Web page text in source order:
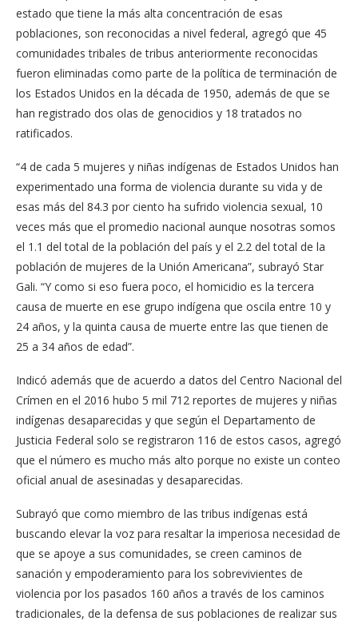
estado que tiene la más alta concentración de esas
poblaciones, son reconocidas a nivel federal, agregó que 45
comunidades tribales de tribus anteriormente reconocidas
fueron eliminadas como parte de la política de terminación de
los Estados Unidos en la década de 1950, además de que se
han registrado dos olas de genocidios y 18 tratados no
ratificados.
“4 de cada 5 mujeres y niñas indígenas de Estados Unidos han
experimentado una forma de violencia durante su vida y de
esas más del 84.3 por ciento ha sufrido violencia sexual, 10
veces más que el promedio nacional aunque nosotras somos
el 1.1 del total de la población del país y el 2.2 del total de la
población de mujeres de la Unión Americana”, subrayó Star
Gali. “Y como si eso fuera poco, el homicidio es la tercera
causa de muerte en ese grupo indígena que oscila entre 10 y
24 años, y la quinta causa de muerte entre las que tienen de
25 a 34 años de edad”.
Indicó además que de acuerdo a datos del Centro Nacional del
Crímen en el 2016 hubo 5 mil 712 reportes de mujeres y niñas
indígenas desaparecidas y que según el Departamento de
Justicia Federal solo se registraron 116 de estos casos, agregó
que el número es mucho más alto porque no existe un conteo
oficial anual de asesinadas y desaparecidas.
Subrayó que como miembro de las tribus indígenas está
buscando elevar la voz para resaltar la imperiosa necesidad de
que se apoye a sus comunidades, se creen caminos de
sanación y empoderamiento para los sobrevivientes de
violencia por los pasados 160 años a través de los caminos
tradicionales, de la defensa de sus poblaciones de realizar sus